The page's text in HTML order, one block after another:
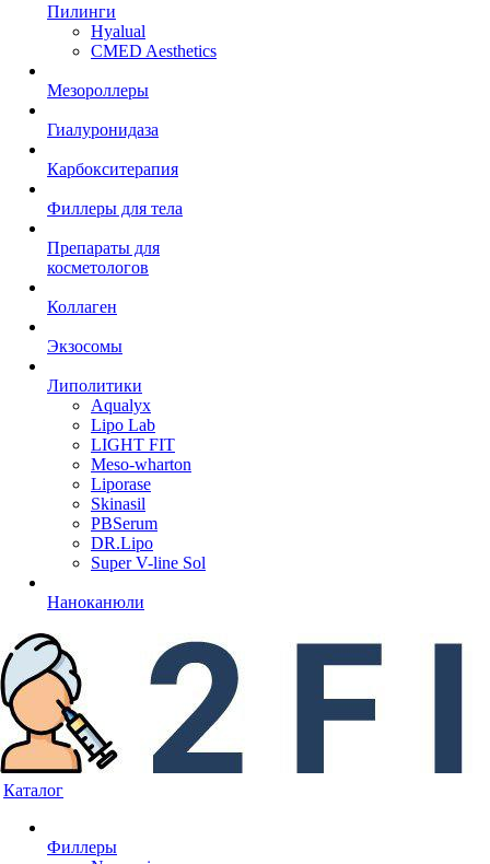
Пилинги
Hyalual
CMED Aesthetics
Мезороллеры
Гиалуронидаза
Карбокситерапия
Филлеры для тела
Препараты для
косметологов
Коллаген
Экзосомы
Липолитики
Aqualyx
Lipo Lab
LIGHT FIT
Meso-wharton
Liporase
Skinasil
PBSerum
DR.Lipo
Super V-line Sol
Наноканюли
Каталог
Филлеры